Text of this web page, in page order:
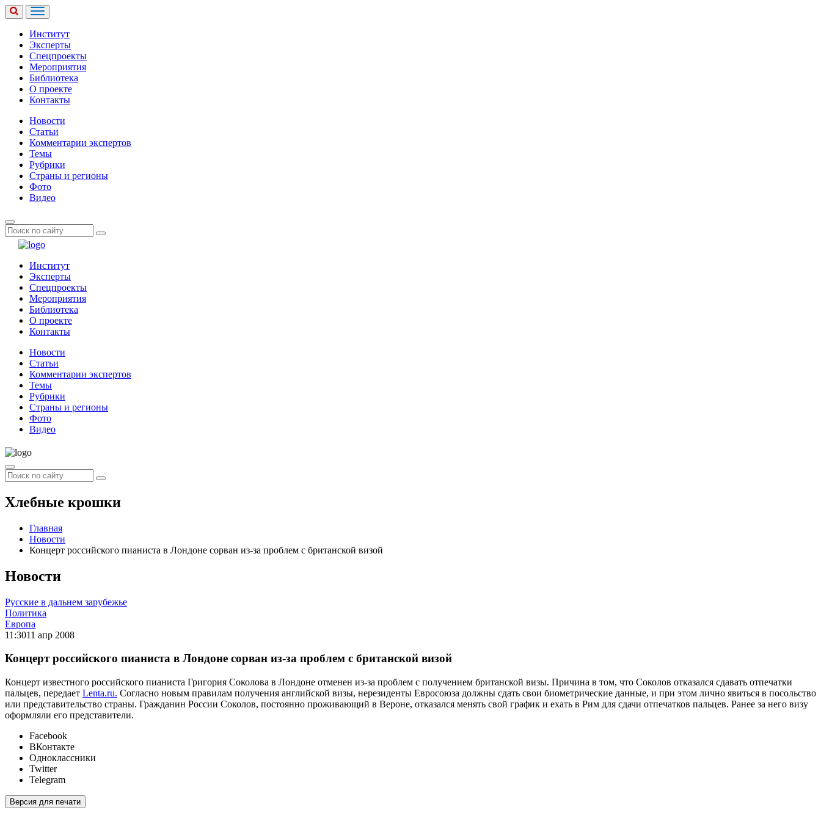
Институт
Эксперты
Спецпроекты
Мероприятия
Библиотека
О проекте
Контакты
Новости
Статьи
Комментарии экспертов
Темы
Рубрики
Страны и регионы
Фото
Видео
Институт
Эксперты
Спецпроекты
Мероприятия
Библиотека
О проекте
Контакты
Новости
Статьи
Комментарии экспертов
Темы
Рубрики
Страны и регионы
Фото
Видео
Хлебные крошки
Главная
Новости
Концерт российского пианиста в Лондоне сорван из-за проблем с британской визой
Новости
Русские в дальнем зарубежье
Политика
Европа
11:3011 апр 2008
Концерт российского пианиста в Лондоне сорван из-за проблем с британской визой
Концерт известного российского пианиста Григория Соколова в Лондоне отменен из-за проблем с получением британской визы. Причина в том, что Соколов отказался сдавать отпечатки
пальцев, передает Lenta.ru. Согласно новым правилам получения английской визы, нерезиденты Евросоюза должны сдать свои биометрические данные, и при этом лично явиться в посольство
или представительство страны. Гражданин России Соколов, постоянно проживающий в Вероне, отказался менять свой график и ехать в Рим для сдачи отпечатков пальцев. Ранее за него визу
оформляли его представители.
Facebook
ВКонтакте
Одноклассники
Twitter
Telegram
Версия для печати